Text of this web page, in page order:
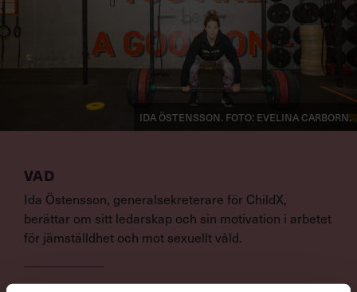
VAD
Ida Östensson, generalsekreterare för ChildX,
berättar om sitt ledarskap och sin motivation i arbetet
för jämställdhet och mot sexuellt våld.
Ida Östensson. Foto: Evelina Carborn.